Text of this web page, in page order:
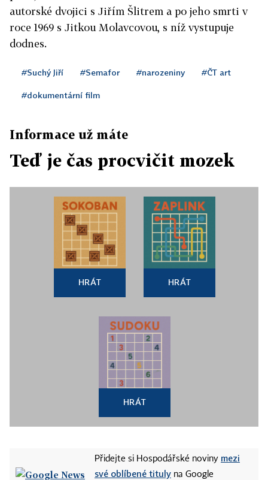
autorské dvojici s Jiřím Šlitrem a po jeho smrti v
roce 1969 s Jitkou Molavcovou, s níž vystupuje
dodnes.
#Suchý Jiří #Semafor #narozeniny #ČT art
#dokumentární film
Informace už máte
Teď je čas procvičit mozek
HRÁT HRÁT
HRÁT
Přidejte si Hospodářské noviny mezi
své oblíbené tituly na Google